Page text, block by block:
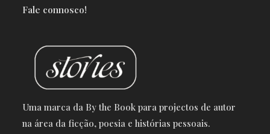
Fale connosco!
Uma marca da By the Book para projectos de autor
na área da ficção, poesia e histórias pessoais.